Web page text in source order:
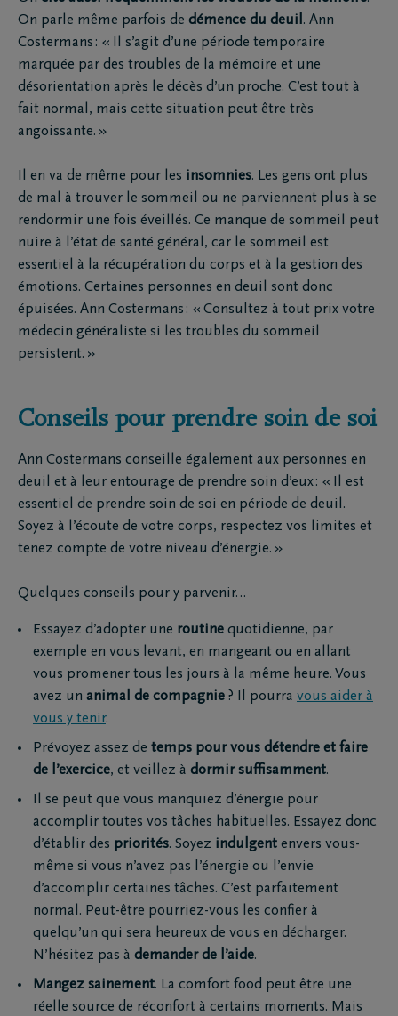
On parle même parfois de démence du deuil. Ann
Costermans : « Il s’agit d’une période temporaire
marquée par des troubles de la mémoire et une
désorientation après le décès d’un proche. C’est tout à
fait normal, mais cette situation peut être très
angoissante. »
Il en va de même pour les insomnies. Les gens ont plus
de mal à trouver le sommeil ou ne parviennent plus à se
rendormir une fois éveillés. Ce manque de sommeil peut
nuire à l’état de santé général, car le sommeil est
essentiel à la récupération du corps et à la gestion des
émotions. Certaines personnes en deuil sont donc
épuisées. Ann Costermans : « Consultez à tout prix votre
médecin généraliste si les troubles du sommeil
persistent. »
Conseils pour prendre soin de soi
Ann Costermans conseille également aux personnes en
deuil et à leur entourage de prendre soin d’eux : « Il est
essentiel de prendre soin de soi en période de deuil.
Soyez à l’écoute de votre corps, respectez vos limites et
tenez compte de votre niveau d’énergie. »
Quelques conseils pour y parvenir…
Essayez d’adopter une routine quotidienne, par
exemple en vous levant, en mangeant ou en allant
vous promener tous les jours à la même heure. Vous
avez un animal de compagnie ? Il pourra vous aider à
vous y tenir.
Prévoyez assez de temps pour vous détendre et faire
de l’exercice, et veillez à dormir suffisamment.
Il se peut que vous manquiez d’énergie pour
accomplir toutes vos tâches habituelles. Essayez donc
d’établir des priorités. Soyez indulgent envers vous-
même si vous n’avez pas l’énergie ou l’envie
d’accomplir certaines tâches. C’est parfaitement
normal. Peut-être pourriez-vous les confier à
quelqu’un qui sera heureux de vous en décharger.
N’hésitez pas à demander de l’aide.
Mangez sainement. La comfort food peut être une
réelle source de réconfort à certains moments. Mais